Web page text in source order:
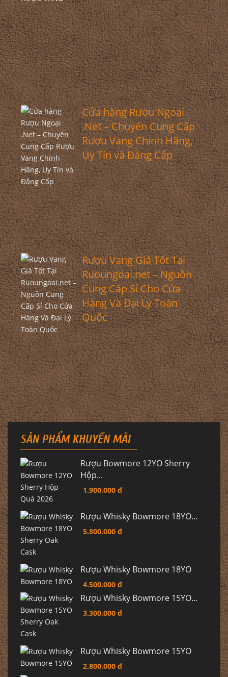
Cửa hàng Rượu Ngoại
.Net – Chuyên Cung Cấp
Rượu Vang Chính Hãng,
Uy Tín và Đẳng Cấp
Rượu Vang Giá Tốt Tại
Ruoungoai.net – Nguồn
Cung Cấp Sỉ Cho Cửa
Hàng Và Đại Lý Toàn
Quốc
SẢN PHẨM KHUYẾN MÃI
Rượu Bowmore 12YO Sherry
Hộp...
1.900.000 đ
Rượu Whisky Bowmore 18YO...
5.800.000 đ
Rượu Whisky Bowmore 18YO
4.500.000 đ
Rượu Whisky Bowmore 15YO...
3.300.000 đ
Rượu Whisky Bowmore 15YO
2.800.000 đ